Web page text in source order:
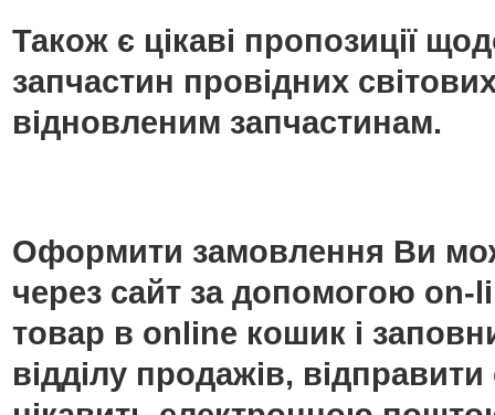
Також є цікаві пропозиції
запчастин провідних
відновленим запчастинам.
Оформити замовлення Ви
через сайт за допомогою
товар в online кошик і
відділу продажів,